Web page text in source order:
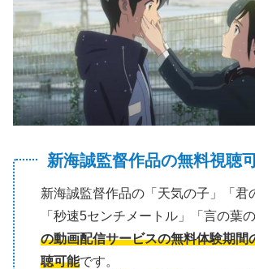
新海誠監督作品の無料視聴
新海誠監督作品の「天気の子」「君
「秒速5センチメートル」「言の葉
の動画配信サービスの無料体験期間
聴可能です。